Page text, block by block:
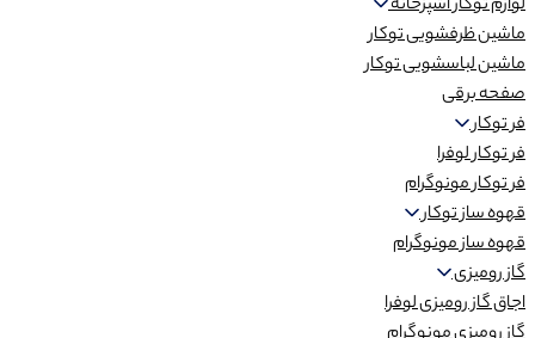
لوازم توکار آشپزخانه
ماشین ظرفشویی توکار
ماشین لباسشویی توکار
صفحه برقی
فر توکار
فر توکار لوفرا
فر توکار مونوگرام
قهوه ساز توکار
قهوه ساز مونوگرام
گاز رومیزی
اجاق گاز رومیزی لوفرا